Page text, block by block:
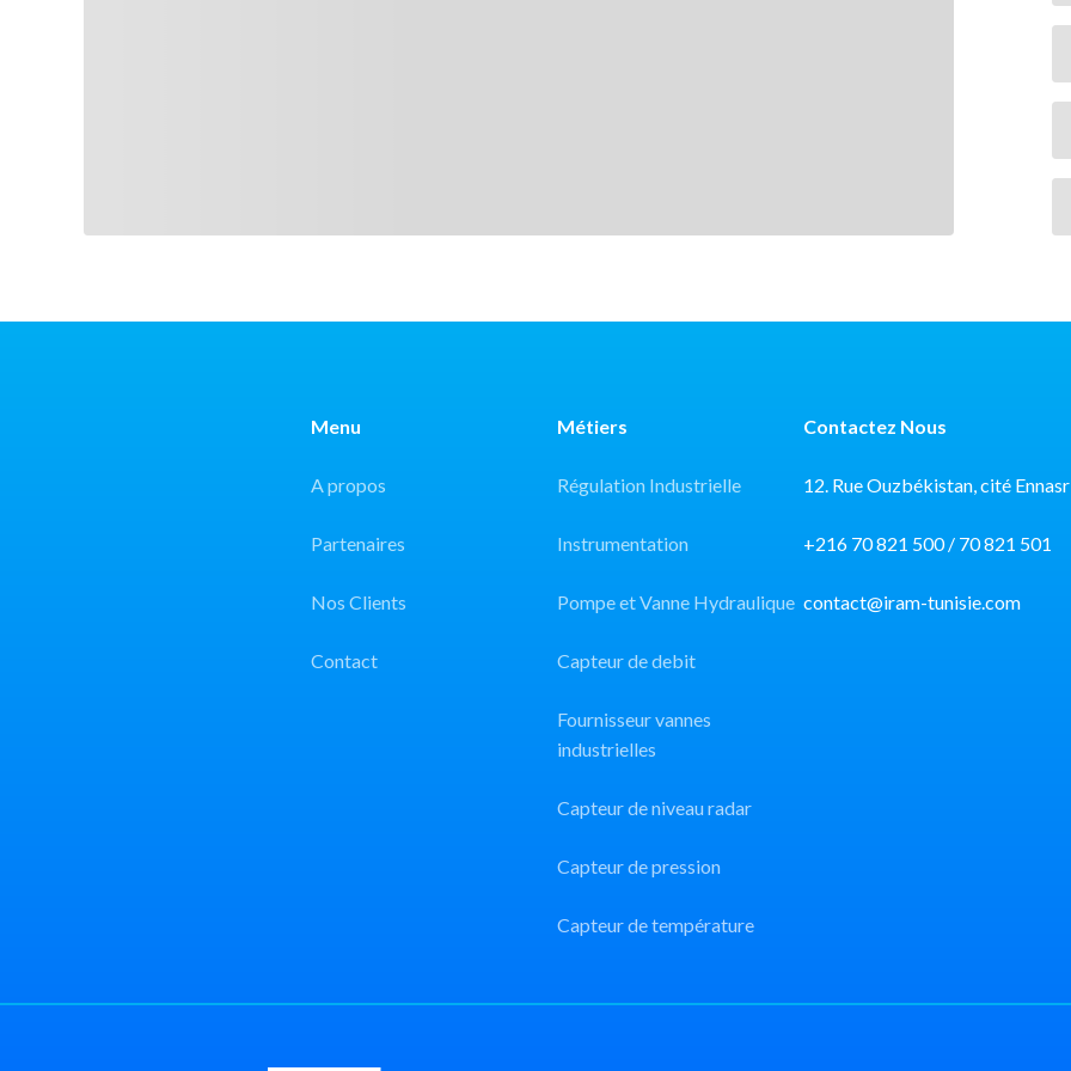
Menu
A propos
Partenaires
Nos Clients
Contact
Métiers
Régulation Industrielle
Instrumentation
Pompe et Vanne Hydraulique
Capteur de debit
Fournisseur vannes
industrielles
Capteur de niveau radar
Capteur de pression
Capteur de température
Contactez Nous
12. Rue Ouzbékistan, cité
+216 70 821 500 / 70 821 501
contact@iram-tunisie.com